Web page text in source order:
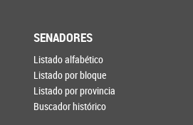
SENADORES
Listado alfabético
Listado por bloque
Listado por provincia
Buscador histórico